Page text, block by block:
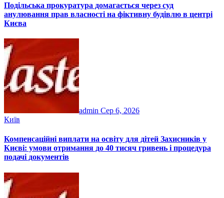
Подільська прокуратура домагається через суд
анулювання прав власності на фіктивну будівлю в центрі
Києва
admin Сер 6, 2026
Київ
Компенсаційні виплати на освіту для дітей Захисників у
Києві: умови отримання до 40 тисяч гривень і процедура
подачі документів